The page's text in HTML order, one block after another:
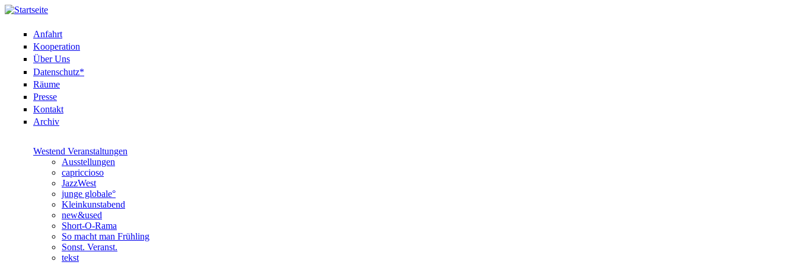
Anfahrt
Kooperation
Über Uns
Datenschutz*
Räume
Presse
Kontakt
Archiv
Westend Veranstaltungen
Ausstellungen
capriccioso
JazzWest
junge globale°
Kleinkunstabend
new&used
Short-O-Rama
So macht man Frühling
Sonst. Veranst.
tekst